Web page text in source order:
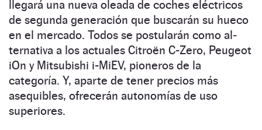
llegará una nueva oleada de coches eléctricos
de segunda generación que buscarán su hueco
en el mercado. Todos se postularán como al­­
ternativa a los actuales Citroën C-Zero, Peugeot
iOn y Mitsubishi i-MiEV, pioneros de la
categoría. Y, aparte de tener precios más
asequibles, ofrecerán autonomías de uso
superiores.